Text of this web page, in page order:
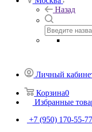
Назад
Личный
Корзина0
Избранные
+7 (950) 170-55-77